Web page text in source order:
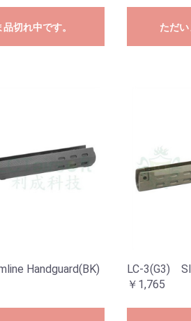
切れ中です。 ただい
Handguard(BK)
LC-3(G3)
￥1,765